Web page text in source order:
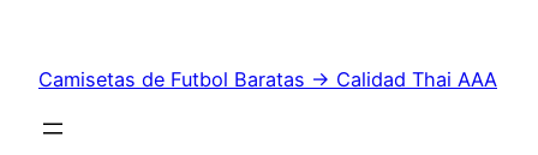
contenido
Camisetas de Futbol Baratas → Calidad Thai AAA